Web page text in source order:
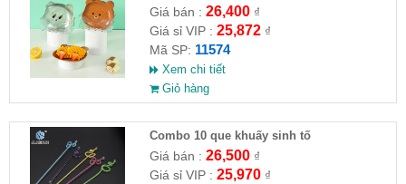
Giá bán : 26,400₫
Giá sỉ VIP : 25,872₫
Mã SP: 11574
Xem chi tiết
Giỏ hàng
Combo 10 que khuấy sinh tố
Giá bán : 26,500₫
Giá sỉ VIP : 25,970₫